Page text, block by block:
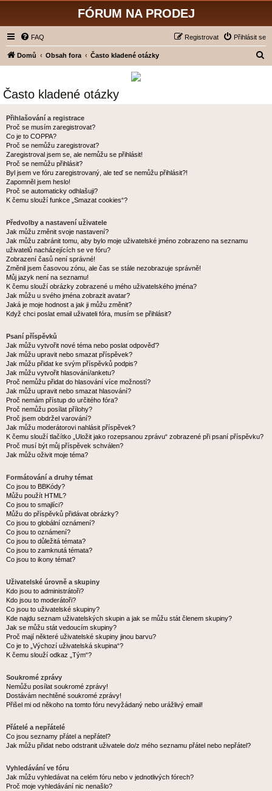
FÓRUM NA PRODEJ
FAQ Přihlásit se
Registrovat
Domů Obsah fora Často kladené otázky
Často kladené otázky
Přihlašování a registrace
Proč se musím zaregistrovat?
Co je to COPPA?
Proč se nemůžu zaregistrovat?
Zaregistroval jsem se, ale nemůžu se přihlásit!
Proč se nemůžu přihlásit?
Byl jsem ve fóru zaregistrovaný, ale teď se nemůžu přihlásit?!
Zapomněl jsem heslo!
Proč se automaticky odhlašuji?
K čemu slouží funkce „Smazat cookies“?
Předvolby a nastavení uživatele
Jak můžu změnit svoje nastavení?
Jak můžu zabránit tomu, aby bylo moje uživatelské jméno zobrazeno na seznamu
uživatelů nacházejících se ve fóru?
Zobrazení časů není správné!
Změnil jsem časovou zónu, ale čas se stále nezobrazuje správně!
Můj jazyk není na seznamu!
K čemu slouží obrázky zobrazené u mého uživatelského jména?
Jak můžu u svého jména zobrazit avatar?
Jaká je moje hodnost a jak ji můžu změnit?
Když chci poslat email uživateli fóra, musím se přihlásit?
Psaní příspěvků
Jak můžu vytvořit nové téma nebo poslat odpověď?
Jak můžu upravit nebo smazat příspěvek?
Jak můžu přidat ke svým příspěvků podpis?
Jak můžu vytvořit hlasování/anketu?
Proč nemůžu přidat do hlasování více možností?
Jak můžu upravit nebo smazat hlasování?
Proč nemám přístup do určitého fóra?
Proč nemůžu posílat přílohy?
Proč jsem obdržel varování?
Jak můžu moderátorovi nahlásit příspěvek?
K čemu slouží tlačítko „Uložit jako rozepsanou zprávu“ zobrazené při psaní příspěvku?
Proč musí být můj příspěvek schválen?
Jak můžu oživit moje téma?
Formátování a druhy témat
Co jsou to BBKódy?
Můžu použít HTML?
Co jsou to smajlíci?
Můžu do příspěvků přidávat obrázky?
Co jsou to globální oznámení?
Co jsou to oznámení?
Co jsou to důležitá témata?
Co jsou to zamknutá témata?
Co jsou to ikony témat?
Uživatelské úrovně a skupiny
Kdo jsou to administrátoři?
Kdo jsou to moderátoři?
Co jsou to uživatelské skupiny?
Kde najdu seznam uživatelských skupin a jak se můžu stát členem skupiny?
Jak se můžu stát vedoucím skupiny?
Proč mají některé uživatelské skupiny jinou barvu?
Co je to „Výchozí uživatelská skupina“?
K čemu slouží odkaz „Tým“?
Soukromé zprávy
Nemůžu posílat soukromé zprávy!
Dostávám nechtěné soukromé zprávy!
Přišel mi od někoho na tomto fóru nevyžádaný nebo urážlivý email!
Přátelé a nepřátelé
Co jsou seznamy přátel a nepřátel?
Jak můžu přidat nebo odstranit uživatele do/z mého seznamu přátel nebo nepřátel?
Vyhledávání ve fóru
Jak můžu vyhledávat na celém fóru nebo v jednotlivých fórech?
Proč moje vyhledávání nic nenašlo?